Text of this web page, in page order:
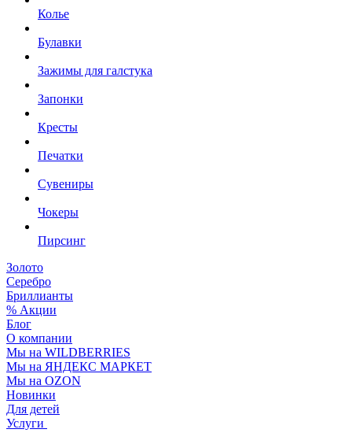
Колье
Булавки
Зажимы для галстука
Запонки
Кресты
Печатки
Сувениры
Чокеры
Пирсинг
Золото
Серебро
Бриллианты
% Акции
Блог
О компании
Мы на WILDBERRIES
Мы на ЯНДЕКС МАРКЕТ
Мы на OZON
Новинки
Для детей
Услуги